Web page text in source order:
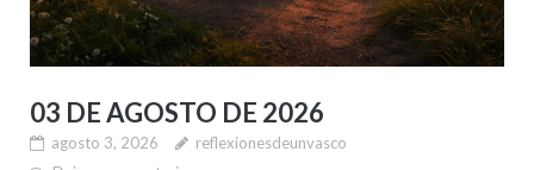
03 DE AGOSTO DE 2026
agosto 3, 2026
reflexionesdeunvasco